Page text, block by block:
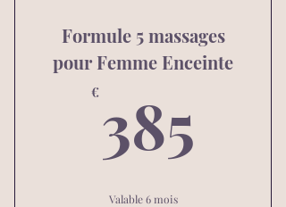
Formule 5 massages
pour Femme Enceinte
€ 385
Valable 6 mois